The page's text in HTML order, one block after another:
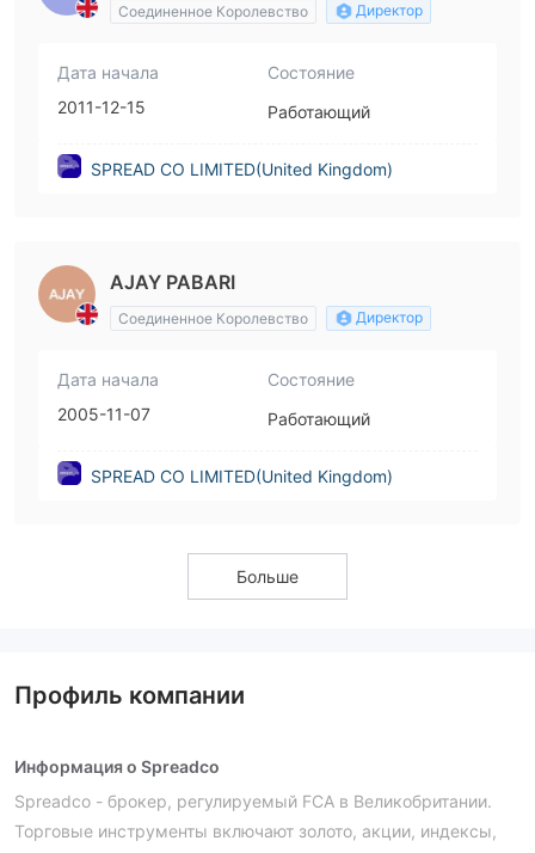
Соединенное Королевство Директор
Дата начала
2011-12-15
Состояние
Работающий
SPREAD CO LIMITED(United Kingdom)
AJAY PABARI
Соединенное Королевство Директор
Дата начала
2005-11-07
Состояние
Работающий
SPREAD CO LIMITED(United Kingdom)
Больше
Профиль компании
Информация о Spreadco
Spreadco - брокер, регулируемый FCA в Великобритании.
Торговые инструменты включают золото, акции, индексы,